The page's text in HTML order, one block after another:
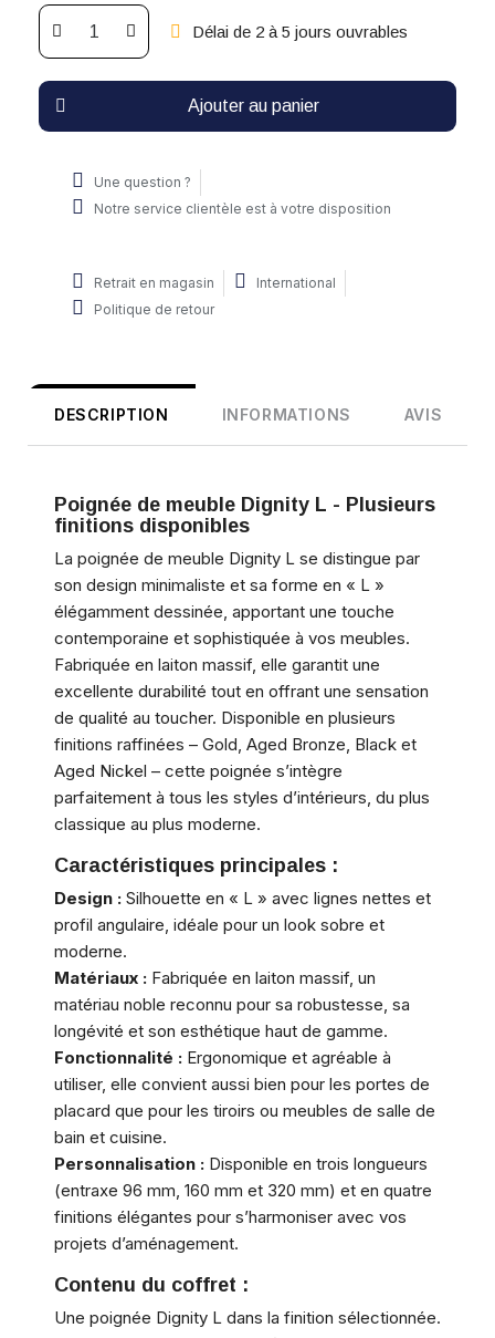
Délai de 2 à 5 jours ouvrables
Ajouter au panier
Une question ?
Notre service clientèle est à votre disposition
Retrait en magasin
International
Politique de retour
DESCRIPTION INFORMATIONS AVIS
Poignée de meuble Dignity L - Plusieurs
finitions disponibles
La poignée de meuble Dignity L se distingue par
son design minimaliste et sa forme en « L »
élégamment dessinée, apportant une touche
contemporaine et sophistiquée à vos meubles.
Fabriquée en laiton massif, elle garantit une
excellente durabilité tout en offrant une sensation
de qualité au toucher. Disponible en plusieurs
finitions raffinées – Gold, Aged Bronze, Black et
Aged Nickel – cette poignée s’intègre
parfaitement à tous les styles d’intérieurs, du plus
classique au plus moderne.
Caractéristiques principales :
Design : Silhouette en « L » avec lignes nettes et
profil angulaire, idéale pour un look sobre et
moderne.
Matériaux : Fabriquée en laiton massif, un
matériau noble reconnu pour sa robustesse, sa
longévité et son esthétique haut de gamme.
Fonctionnalité : Ergonomique et agréable à
utiliser, elle convient aussi bien pour les portes de
placard que pour les tiroirs ou meubles de salle de
bain et cuisine.
Personnalisation : Disponible en trois longueurs
(entraxe 96 mm, 160 mm et 320 mm) et en quatre
finitions élégantes pour s’harmoniser avec vos
projets d’aménagement.
Contenu du coffret :
Une poignée Dignity L dans la finition sélectionnée.